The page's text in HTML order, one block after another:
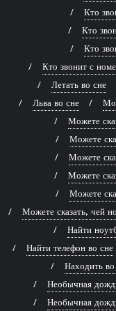
Кто
Кто
Кто
Кто звонит с
Летать во сне
Льва во сне
Можете
Можете
Можете
Можете
Можете
Можете сказать, чей
Найти
Найти телефон во сне
Находить во
Необычная
Необычная